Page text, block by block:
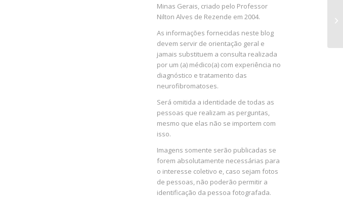
Minas Gerais, criado pelo Professor
Nilton Alves de Rezende em 2004.
As informações fornecidas neste blog
devem servir de orientação geral e
jamais substituem a consulta realizada
por um (a) médico(a) com experiência no
diagnóstico e tratamento das
neurofibromatoses.
Será omitida a identidade de todas as
pessoas que realizam as perguntas,
mesmo que elas não se importem com
isso.
Imagens somente serão publicadas se
forem absolutamente necessárias para
o interesse coletivo e, caso sejam fotos
de pessoas, não poderão permitir a
identificação da pessoa fotografada.